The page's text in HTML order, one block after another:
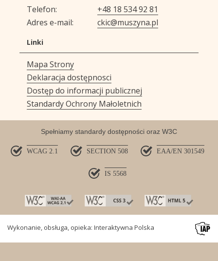
Dane kontaktowe
Telefon
+48 18 534 92 81
Adres e-mail
ckic@muszyna.pl
Linki
Mapa Strony
Deklaracja dostępnosci
Dostęp do informacji publicznej
Standardy Ochrony Małoletnich
Spełniamy standardy dostępności oraz W3C
WCAG 2.1 SECTION 508 EAA/EN 301549
IS 5568
Wykonanie, obsługa, opieka: Interaktywna Polska